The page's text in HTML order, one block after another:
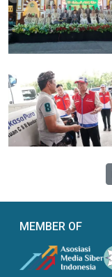
MEMBER OF